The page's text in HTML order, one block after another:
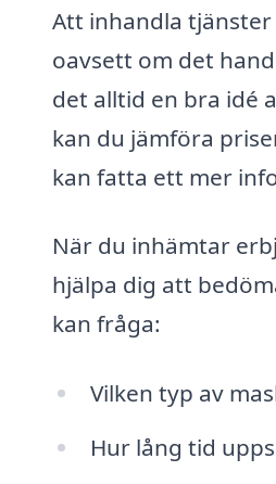
Att inhandla
oavsett om det
det alltid en bra idé
kan du jämföra
kan fatta ett mer
När du inhämtar
hjälpa dig att
kan fråga:
Vilken typ av
Hur lång tid